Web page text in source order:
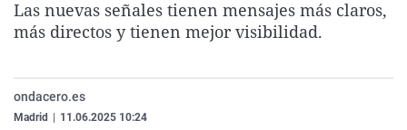
La rosa de los vientos
Como el perro y el
Caso
Equipo de
Extremadura
La Rioja
Virales
Elecciones
Las nuevas señales tienen mensajes más claros,
más directos y tienen mejor visibilidad.
ondacero.es
Madrid 11.06.2025 10:24